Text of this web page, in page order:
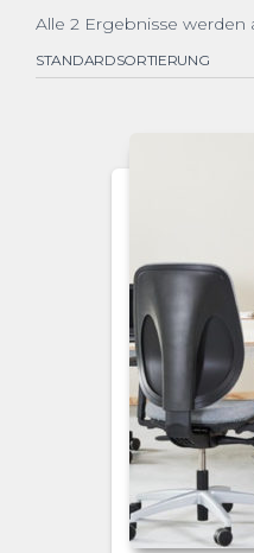
Alle 2 Ergebnisse werden